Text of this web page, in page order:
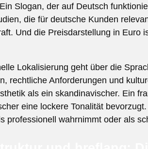
Slogan, der auf Deutsch
die für deutsche Kunden
Und die Preisdarstellung in Euro
Lokalisierung geht über die
rechtliche Anforderungen und
als ein skandinavischer. Ein
eine lockere Tonalität
professionell wahrnimmt oder als